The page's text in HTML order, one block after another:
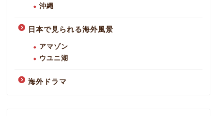
沖縄
日本で見られる海外風景
アマゾン
ウユニ湖
海外ドラマ